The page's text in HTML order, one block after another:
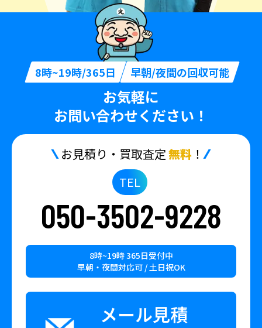
8時~19時/365日 早朝/夜間の回収可能
お気軽に
お問い合わせください！
お見積り・買取査定無料 ！
TEL
050-3502-9228
8時~19時 365日受付中
早朝・夜間対応可 / 土日祝OK
メール見積